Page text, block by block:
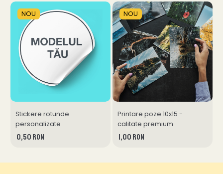
NOU
Stickere rotunde
personalizate
0,50 RON
NOU
Printare poze 10x15 -
calitate premium
1,00 RON